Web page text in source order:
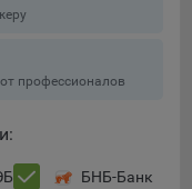
не позволяет
и принимать
исходя из
профессионалов
БНБ-Банк